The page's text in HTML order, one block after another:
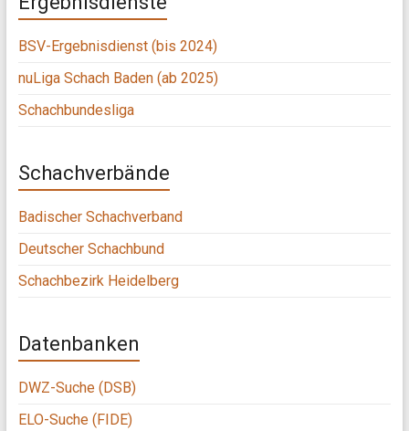
BSV-Ergebnisdienst (bis 2024)
nuLiga Schach Baden (ab 2025)
Schachbundesliga
Schachverbände
Badischer Schachverband
Deutscher Schachbund
Schachbezirk Heidelberg
Datenbanken
DWZ-Suche (DSB)
ELO-Suche (FIDE)